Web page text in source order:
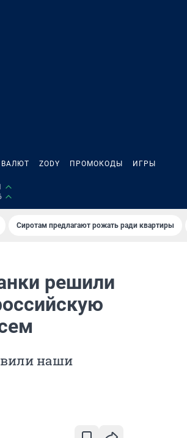
ZODY ПРОМОКОДЫ ИГРЫ
Сиротам предлагают рожать ради квартиры
решили
наши